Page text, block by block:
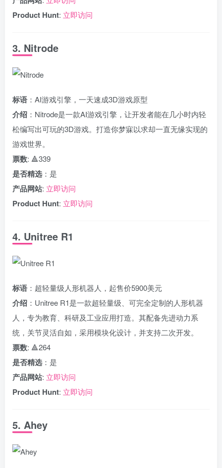
Product Hunt: 立即访问
3. Nitrode
标语 ：AI游戏引擎，一天速成3D游戏原型
介绍 ：Nitrode是一款AI游戏引擎，让开发者能在几小时内轻
松编写出可玩的3D游戏。打造你梦寐以求却一直无缘实现的
游戏世界。
票数: 🔺339
是否精选 ：是
产品网站: 立即访问
Product Hunt: 立即访问
4. Unitree R1
标语 ：超轻量级人形机器人，起售价5900美元
介绍 ：Unitree R1是一款超轻量级、可完全定制的人形机器
人，专为教育、科研及工业应用打造。其配备先进动力系
统，关节灵活自如，采用模块化设计，并支持二次开发。
票数: 🔺264
是否精选 ：是
产品网站: 立即访问
Product Hunt: 立即访问
5. Ahey